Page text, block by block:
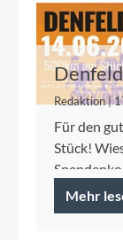
2026
Frankfurt
Redaktion |
Für den
Stück!
Mehr